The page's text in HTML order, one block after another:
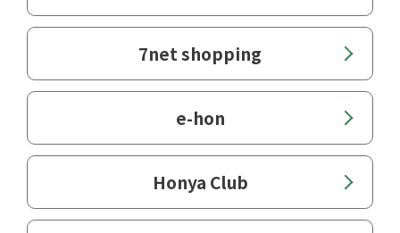
第１節 教師へのパスポート：教員免
許・養成制度
第２節 教師になるためのハードル：教
員採用
第３節 成長が求められる教師：研修
第４節 教師としての行動：服務義務
7net shopping
e-hon
Honya Club